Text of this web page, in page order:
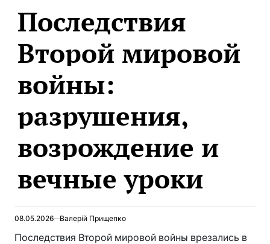
Последствия
Второй мировой
войны:
разрушения,
возрождение и
вечные уроки
08.05.2026 Валерій Прищепко
Последствия Второй мировой войны врезались в